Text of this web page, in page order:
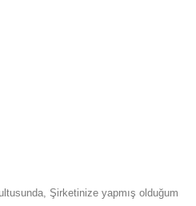
Şirketinize yapmış olduğum